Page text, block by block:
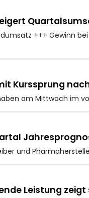
+++ Gewinn
Kurssprung
am Mittwoch im
und
Leistung